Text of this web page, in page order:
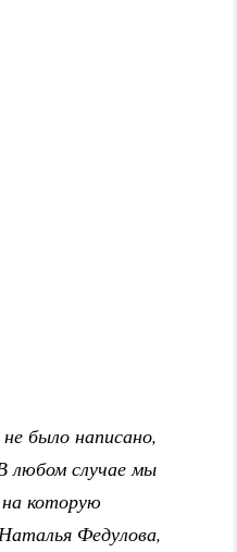
было написано,
любом случае мы
которую
Федулова,